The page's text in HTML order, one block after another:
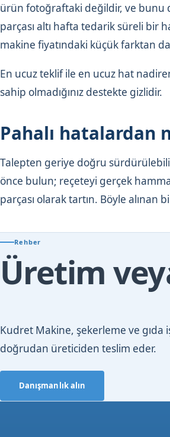
ürün fotoğraftaki değildir, ve bunu
parçası altı hafta tedarik süreli bir
makine fiyatındaki küçük farktan
En ucuz teklif ile en ucuz hat
sahip olmadığınız destekte gizlidir.
Pahalı hatalardan
Talepten geriye doğru
önce bulun; reçeteyi gerçek
parçası olarak tartın. Böyle
Rehber
Üretim
Kudret Makine, şekerleme ve gıda
doğrudan üreticiden teslim eder.
Danışmanlık alın